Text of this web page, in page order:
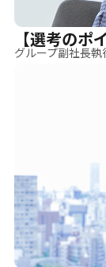
【選考の
グループ副社長執